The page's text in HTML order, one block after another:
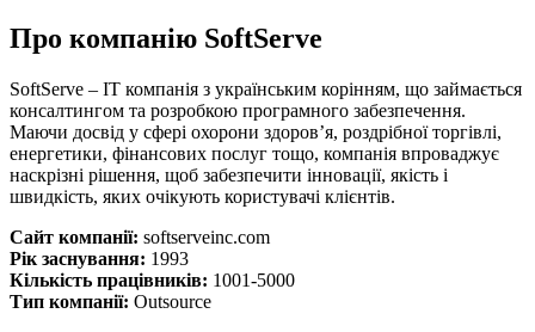
Про компанію SoftServe
SoftServe – IT компанія з українським корінням, що займається
консалтингом та розробкою програмного забезпечення.
Маючи досвід у сфері охорони здоров’я, роздрібної торгівлі,
енергетики, фінансових послуг тощо, компанія впроваджує
наскрізні рішення, щоб забезпечити інновації, якість і
швидкість, яких очікують користувачі клієнтів.
Сайт компанії: softserveinc.com
Рік заснування: 1993
Кількість працівників: 1001-5000
Тип компанії: Outsource